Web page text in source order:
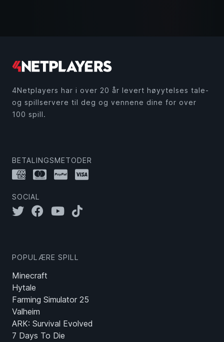
4Netplayers har i over 20 år levert høyytelses tale-
og spillservere til deg og vennene dine for over
100 spill.
BETALINGSMETODER
SOCIAL
POPULÆRE SPILL
Minecraft
Hytale
Farming Simulator 25
Valheim
ARK: Survival Evolved
7 Days To Die